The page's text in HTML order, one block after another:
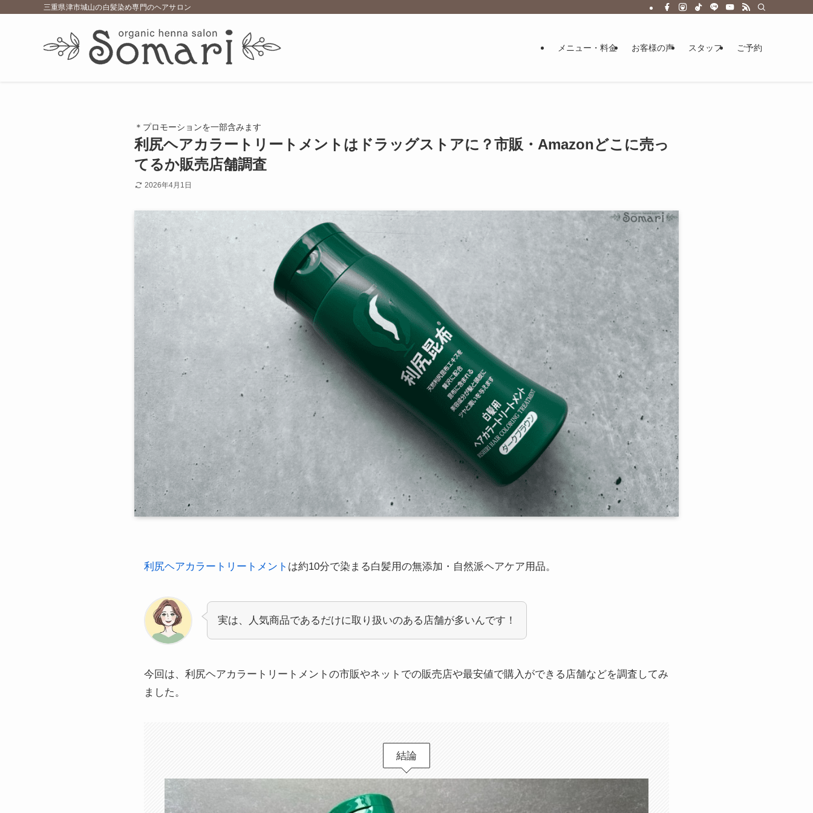
三重県津市城山の白髪染め専門のヘアサロン
メニュー・料金 お客様の声 スタッフ ご予約
＊プロモーションを一部含みます
利尻ヘアカラートリートメントはドラッグストアに？市販・Amazonどこに売っ
てるか販売店舗調査
2026年4月1日
利尻ヘアカラートリートメント は約10分で染まる白髪用の無添加・自然派ヘアケア用品。
実は、人気商品であるだけに取り扱いのある店舗が多いんです！
今回は、利尻ヘアカラートリートメントの市販やネットでの販売店や最安値で購入ができる店舗などを調査してみ
ました。
結論